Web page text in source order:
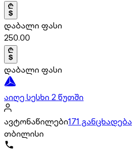
დაბალი ფასი
250.00
დაბალი ფასი
აიღე სესხი 2 წუთში
ავტონაწილები171 განცხადება
თბილისი